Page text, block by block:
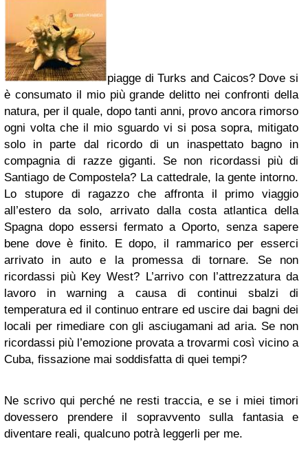
piagge diTurks and Caicos? Dove si
è consumato il mio più grande delitto nei confronti della
natura, per il quale, dopo tanti anni, provo ancora rimorso
ogni volta che il mio sguardo vi si posa sopra, mitigato
solo in parte dal ricordo di un inaspettato bagno in
compagnia di razze giganti. Se non ricordassi più di
Santiago de Compostela? La cattedrale, la gente intorno.
Lo stupore di ragazzo che affronta il primo viaggio
all’estero da solo, arrivato dalla costa atlantica della
Spagna dopo essersi fermato a Oporto, senza sapere
bene dove è finito. E dopo, il rammarico per esserci
arrivato in auto e la promessa di tornare. Se non
ricordassi più Key West? L’arrivo con l’attrezzatura da
lavoro in warning a causa di continui sbalzi di
temperatura ed il continuo entrare ed uscire dai bagni dei
locali per rimediare con gli asciugamani ad aria. Se non
ricordassi più l’emozione provata a trovarmi così vicino a
Cuba, fissazione mai soddisfatta di quei tempi?
Ne scrivo qui perché ne resti traccia, e se i miei timori
dovessero prendere il sopravvento sulla fantasia e
diventare reali, qualcuno potrà leggerli per me.